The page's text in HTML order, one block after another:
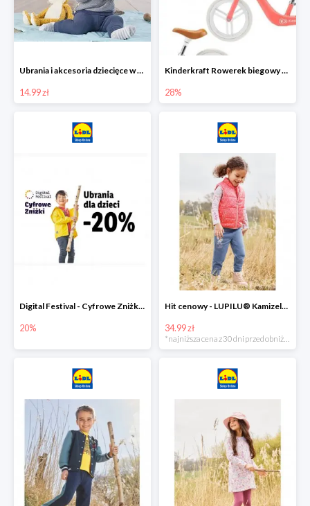
Ubrania i akcesoria dziecięce w Lidlu Online od 14,99 zł
14.99 zł
Kinderkraft Rowerek biegowy Fly
28%
Digital Festival - Cyfrowe Zniżki Ubrania dla dzieci w Lidlu -20%
20%
Hit cenowy - LUPILU® Kamizelka pikowana dziewczęca
34.99 zł